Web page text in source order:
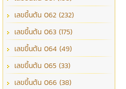
เลขขึ้นต้น 062 (232)
เลขขึ้นต้น 063 (175)
เลขขึ้นต้น 064 (49)
เลขขึ้นต้น 065 (33)
เลขขึ้นต้น 066 (38)